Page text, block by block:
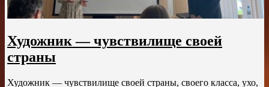
Художник — чувствилище своей
страны
Художник — чувствилище своей страны, своего класса, ухо,